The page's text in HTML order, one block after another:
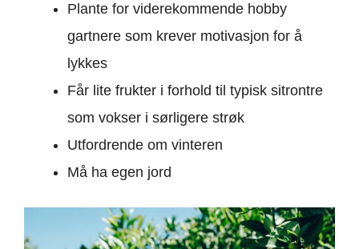
Plante for viderekommende hobby
gartnere som krever motivasjon for å
lykkes
Får lite frukter i forhold til typisk sitrontre
som vokser i sørligere strøk
Utfordrende om vinteren
Må ha egen jord